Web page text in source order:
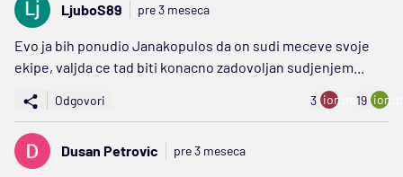
LjuboS89 pre 3 meseca
Evo ja bih ponudio Janakopulos da on sudi meceve svoje
ekipe, valjda ce tad biti konacno zadovoljan sudjenjem...
Odgovori 3 ion:minus
19
Dusan Petrovic pre 3 meseca